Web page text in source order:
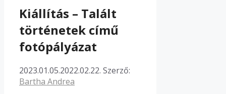
Kiállítás – Talált
történetek című
fotópályázat
2023.01.05.2022.02.22. Szerző:
Bartha Andrea